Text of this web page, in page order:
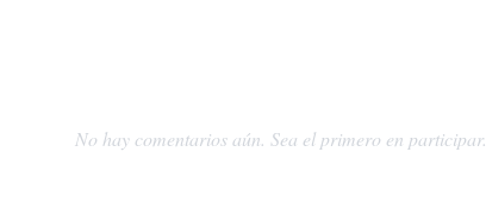
No hay comentarios aún. Sea el primero en participar.